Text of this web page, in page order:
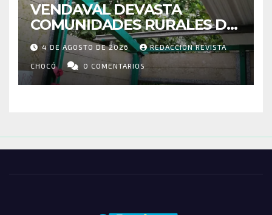
VENDAVAL DEVASTA
COMUNIDADES RURALES DE
RIOSUCIO: ESCUELAS,
VIVIENDAS Y CEMENTERIO
ENTRE LOS AFECTADOS
4 DE AGOSTO DE 2026 REDACCIÓN REVISTA
CHOCÓ 0 COMENTARIOS